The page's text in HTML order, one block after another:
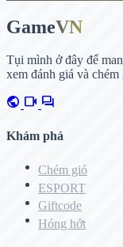
GameVN
Tụi mình ở đây để
xem đánh giá và
public videocam forum
Khám phá
Chém gió
ESPORT
Giftcode
Hóng hớt